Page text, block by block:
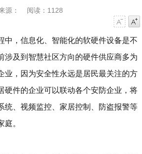
源：
阅读：1128
中，信息化、智能化的软硬件设备是不
涉及到智慧社区方向的硬件供应商多为
业，因为安全性永远是居民最关注的方
硬件的企业可以联动各个安防企业，将
统、视频监控、家居控制、防盗报警等
庭。